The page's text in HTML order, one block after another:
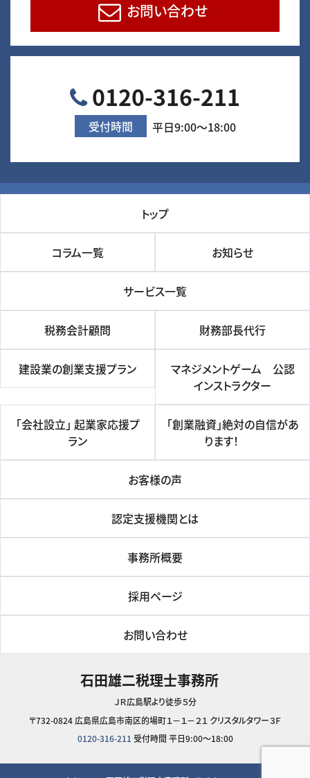
お問い合わせ
0120-316-211
受付時間 平日9:00～18:00
トップ
コラム一覧 お知らせ
サービス一覧
税務会計顧問 財務部長代行
建設業の創業支援プラン
マネジメントゲーム 公認
インストラクター
「会社設立」 起業家応援プ
ラン
「創業融資」絶対の自信があ
ります！
お客様の声
認定支援機関とは
事務所概要
採用ページ
お問い合わせ
石田雄二税理士事務所
ＪＲ広島駅より徒歩５分
〒732-0824 広島県広島市南区的場町１－１－２１ クリスタルタワー３Ｆ
0120-316-211 受付時間 平日9:00～18:00